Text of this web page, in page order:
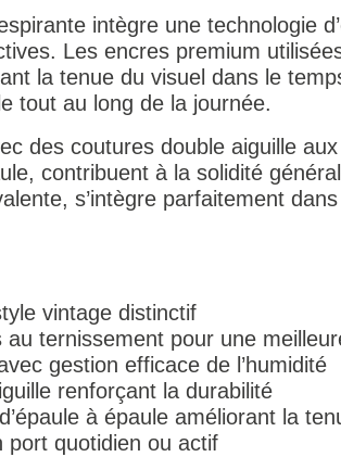
intègre une technologie
Les encres premium
la tenue du visuel dans le
tout au long de la journée.
des coutures double aiguille
contribuent à la solidité
s’intègre parfaitement
vintage distinctif
ternissement pour une
gestion efficace de l’humidité
renforçant la durabilité
à épaule améliorant la
port quotidien ou actif